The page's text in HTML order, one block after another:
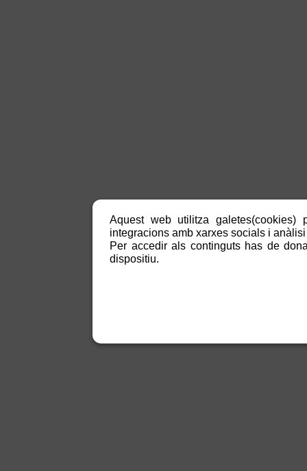
Aquest web utilitza
integracions amb xarxes socials i
Per accedir als continguts has de
dispositiu.